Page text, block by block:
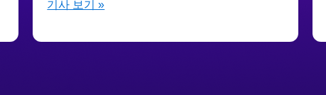
기사 보기 »